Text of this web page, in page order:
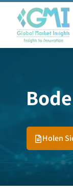
Holen